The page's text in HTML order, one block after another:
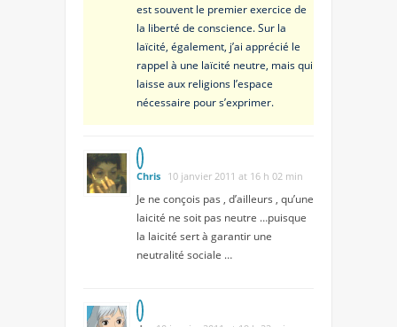
est souvent le premier exercice de
la liberté de conscience. Sur la
laïcité, également, j’ai apprécié le
rappel à une laïcité neutre, mais qui
laisse aux religions l’espace
nécessaire pour s’exprimer.
Chris 10 janvier 2011 at 16 h 02 min
Je ne conçois pas , d’ailleurs , qu’une
laicité ne soit pas neutre …puisque
la laicité sert à garantir une
neutralité sociale …